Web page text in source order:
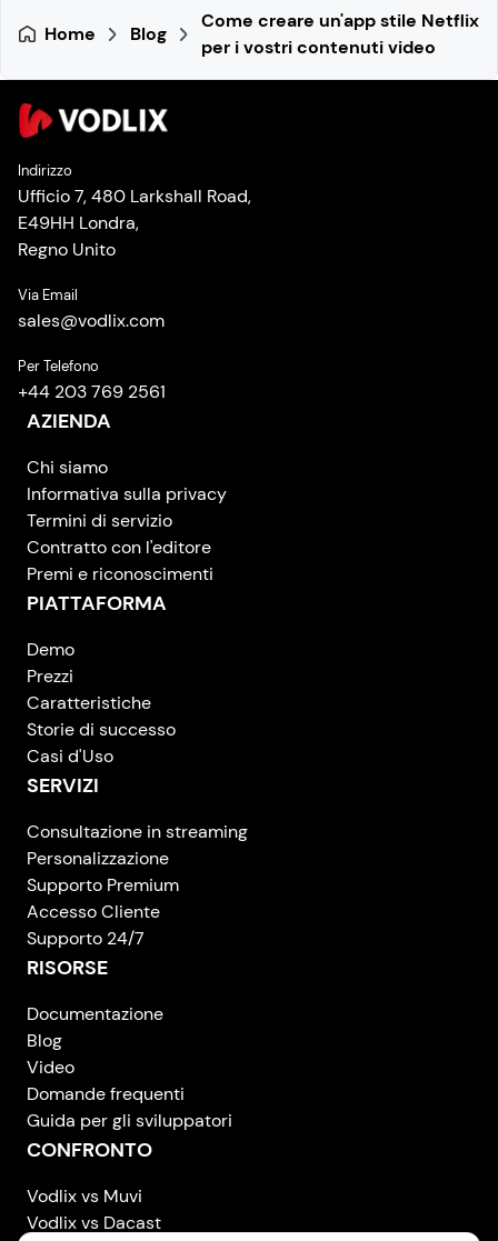
Home Blog
Come creare un'app stile Netflix
per i vostri contenuti video
Indirizzo
Ufficio 7, 480 Larkshall Road,
E49HH Londra,
Regno Unito
Via Email
sales@vodlix.com
Per Telefono
+44 203 769 2561
AZIENDA
Chi siamo
Informativa sulla privacy
Termini di servizio
Contratto con l'editore
Premi e riconoscimenti
PIATTAFORMA
Demo
Prezzi
Caratteristiche
Storie di successo
Casi d'Uso
SERVIZI
Consultazione in streaming
Personalizzazione
Supporto Premium
Accesso Cliente
Supporto 24/7
RISORSE
Documentazione
Blog
Video
Domande frequenti
Guida per gli sviluppatori
CONFRONTO
Vodlix vs Muvi
Vodlix vs Dacast